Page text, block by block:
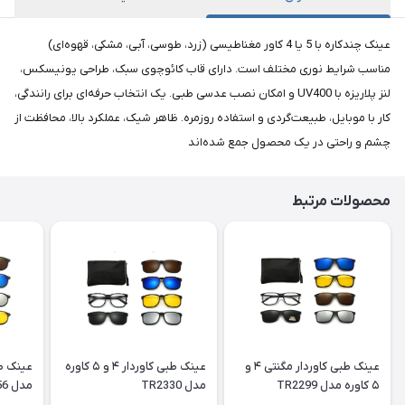
عینک چندکاره با 5 یا 4 کاور مغناطیسی (زرد، طوسی، آبی، مشکی، قهوه‌ای)
مناسب شرایط نوری مختلف است. دارای قاب کائوچوی سبک، طراحی یونیسکس،
لنز پلاریزه با UV400 و امکان نصب عدسی طبی. یک انتخاب حرفه‌ای برای رانندگی،
کار با موبایل، طبیعت‌گردی و استفاده روزمره. ظاهر شیک، عملکرد بالا، محافظت از
چشم و راحتی در یک محصول جمع شده‌اند
محصولات مرتبط
عینک طبی کاوردار مگنتی ۴ و
۵ کاوره مدل TR2299
عینک طبی کاوردار ۴ و ۵ کاوره
مدل TR2330
مدل TR2356